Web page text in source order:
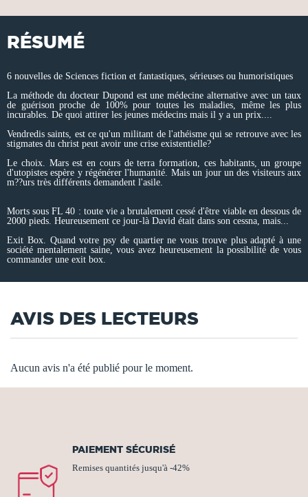
RÉSUMÉ
6 nouvelles de Sciences fiction et fantastiques, sérieuses ou humoristiques
La méthode du docteur Dupond est une médecine alternative avec un taux
de guérison proche de 100% pour toutes les maladies, même les plus
incurables. De quoi attirer les jeunes médecins mais il y a un prix....
Vendredis saints, est ce qu'un militant de l'athéisme qui se retrouve avec les
stigmates du christ peut avoir une crise existentielle?
Le choix. Mars est en cours de terra formation, ces habitants, un groupe
d'utopistes espère y régénérer l'humanité. Mais un jour un des visiteurs aux
m??urs très différents demandent l'asile.
Morts sous FL 40 : toute vie a brutalement cessé d'être viable en dessous de
2000 pieds. Heureusement ce jour-là David était dans son cessna, mais...
Exit Box. Quand votre psy de quartier ne vous trouve plus adapté à une
société mentalement saine, vous avez heureusement la possibilité de vous
commander une exit box.
AVIS DES LECTEURS
Aucun avis n'a été publié pour le moment.
PAIEMENT SÉCURISÉ
Remises quantités jusqu'à -42%